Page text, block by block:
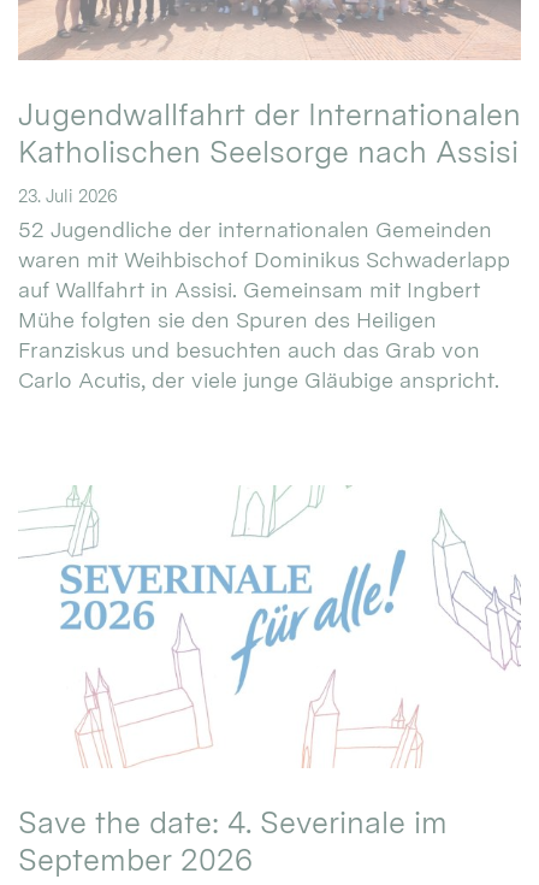
Jugendwallfahrt der Internationalen
Katholischen Seelsorge nach Assisi
23. Juli 2026
52 Jugendliche der internationalen Gemeinden
waren mit Weihbischof Dominikus Schwaderlapp
auf Wallfahrt in Assisi. Gemeinsam mit Ingbert
Mühe folgten sie den Spuren des Heiligen
Franziskus und besuchten auch das Grab von
Carlo Acutis, der viele junge Gläubige anspricht.
Save the date: 4. Severinale im
September 2026